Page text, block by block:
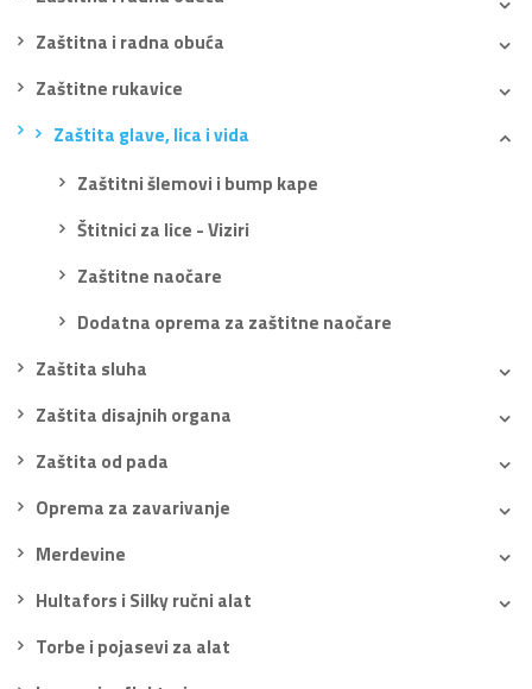
Zaštitna i radna obuća
Zaštitne rukavice
Zaštita glave, lica i vida
Zaštitni šlemovi i bump kape
Štitnici za lice - Viziri
Zaštitne naočare
Dodatna oprema za zaštitne naočare
Zaštita sluha
Zaštita disajnih organa
Zaštita od pada
Oprema za zavarivanje
Merdevine
Hultafors i Silky ručni alat
Torbe i pojasevi za alat